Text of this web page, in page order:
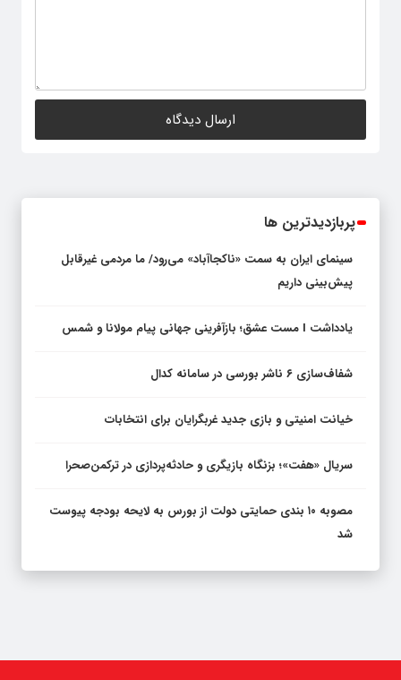
پربازدیدترین ها
سینمای ایران به سمت «ناکجاآباد» می‌رود/ ما مردمی غیرقابل
پیش‌بینی داریم
یادداشت I مست عشق؛ بازآفرینی جهانی پیام مولانا و شمس
شفاف‌سازی ۶ ناشر بورسی در سامانه کدال
خیانت امنیتی و بازی جدید غربگرایان برای انتخابات
سریال «هفت»؛ بزنگاه بازیگری و حادثه‌پردازی در ترکمن‌صحرا
مصوبه ۱۰ بندی حمایتی دولت از بورس به لایحه بودجه پیوست
شد